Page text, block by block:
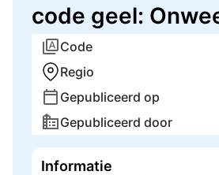
code geel:
Code
Regio
Gepubliceerd op
Gepubliceerd door
Informatie